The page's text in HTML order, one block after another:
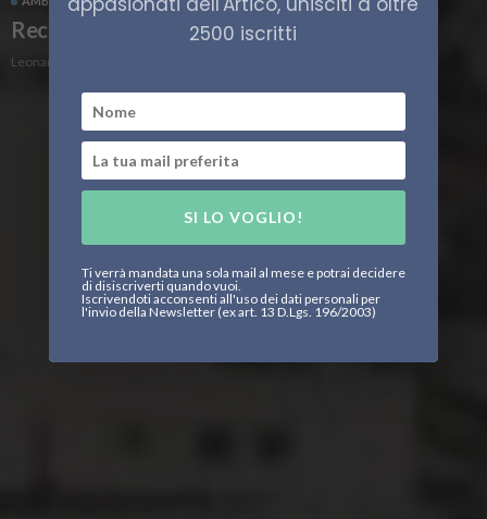
Record di calore nell’Artico
Leonardo Parigi
2500 iscritti
SI LO VOGLIO!
Ti verrà mandata una sola mail al mese e potrai decidere
di disiscriverti quando vuoi.
Iscrivendoti acconsenti all'uso dei dati personali per
l'invio della Newsletter (ex art. 13 D.Lgs. 196/2003)